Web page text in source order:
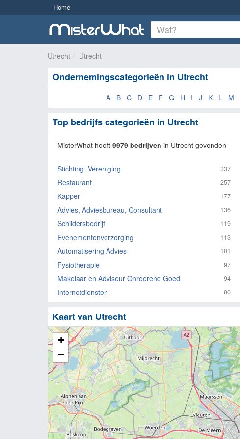
Home
Utrecht Utrecht
Ondernemingscategorieën in Utrecht
A B C D E F G H I J K L M
Top bedrijfs categorieën in Utrecht
MisterWhat heeft 9979 bedrijven in Utrecht gevonden
Stichting, Vereniging 337
Restaurant 257
Kapper 177
Advies, Adviesbureau, Consultant 136
Schildersbedrijf 119
Evenementenverzorging 113
Automatisering Advies 101
Fysiotherapie 97
Makelaar en Adviseur Onroerend Goed 94
Internetdiensten 90
Kaart van Utrecht
+
−